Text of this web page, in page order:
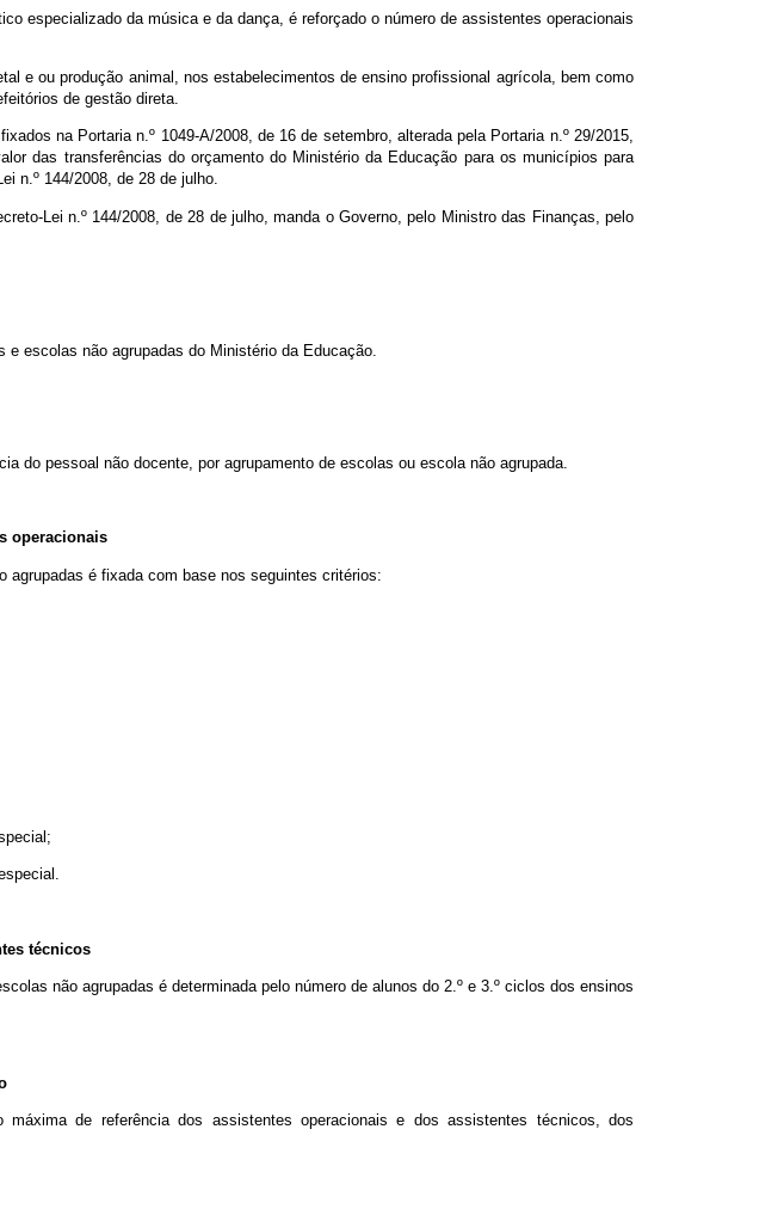
especializado da música e da dança, é reforçado o número de assistentes operacionais
e ou produção animal, nos estabelecimentos de ensino profissional agrícola, bem como
de gestão direta.
na Portaria n.º 1049-A/2008, de 16 de setembro, alterada pela Portaria n.º 29/2015,
das transferências do orçamento do Ministério da Educação para os municípios para
n.º 144/2008, de 28 de julho.
Lei n.º 144/2008, de 28 de julho, manda o Governo, pelo Ministro das Finanças, pelo
escolas não agrupadas do Ministério da Educação.
do pessoal não docente, por agrupamento de escolas ou escola não agrupada.
operacionais
agrupadas é fixada com base nos seguintes critérios:
técnicos
não agrupadas é determinada pelo número de alunos do 2.º e 3.º ciclos dos ensinos
de referência dos assistentes operacionais e dos assistentes técnicos, dos